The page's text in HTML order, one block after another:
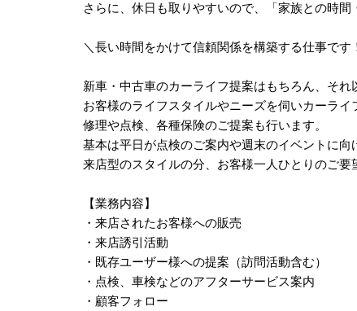
さらに、休日も取りやすいので、「家族との時
＼長い時間をかけて信頼関係を構築する仕事です
新車・中古車のカーライフ提案はもちろん、それ
お客様のライフスタイルやニーズを伺いカーライ
修理や点検、各種保険のご提案も行います。
基本は平日が点検のご案内や週末のイベントに向
来店型のスタイルの分、お客様一人ひとりのご要
【業務内容】
・来店されたお客様への販売
・来店誘引活動
・既存ユーザー様への提案（訪問活動含む）
・点検、車検などのアフターサービス案内
・顧客フォロー